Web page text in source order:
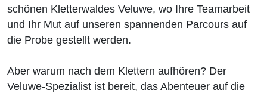
schönen Kletterwaldes Veluwe, wo Ihre Teamarbeit
und Ihr Mut auf unseren spannenden Parcours auf
die Probe gestellt werden.
Aber warum nach dem Klettern aufhören? Der
Veluwe-Spezialist ist bereit, das Abenteuer auf die